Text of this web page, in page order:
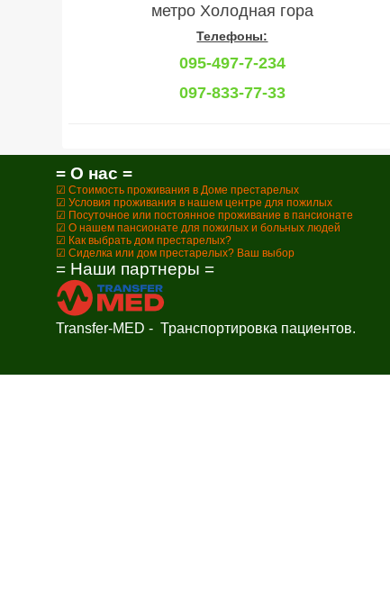
метро Холодная гора
Телефоны:
095-497-7-234
097-833-77-33
= О нас =
☑ Стоимость проживания в Доме престарелых
☑ Условия проживания в нашем центре для пожилых
☑ Посуточное или постоянное проживание в пансионате
☑ О нашем пансионате для пожилых и больных людей
☑ Как выбрать дом престарелых?
☑ Сиделка или дом престарелых? Ваш выбор
= Наши партнеры =
Transfer-MED - Транспортировка пациентов.